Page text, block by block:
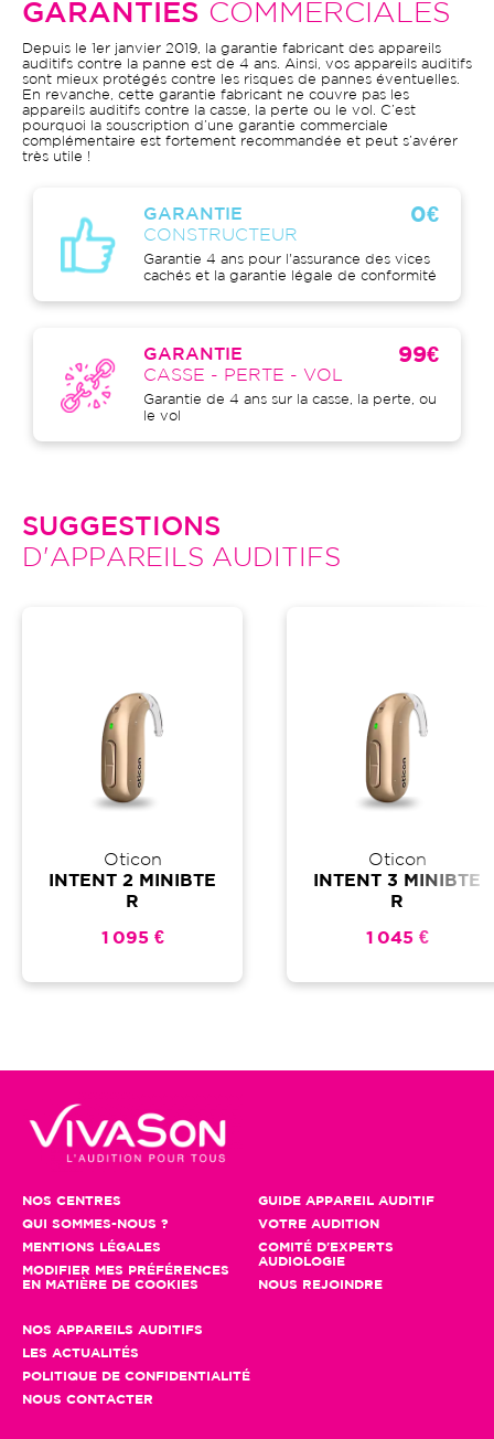
GARANTIES COMMERCIALES
Depuis le 1er janvier 2019, la garantie fabricant des appareils
auditifs contre la panne est de 4 ans. Ainsi, vos appareils auditifs
sont mieux protégés contre les risques de pannes éventuelles.
En revanche, cette garantie fabricant ne couvre pas les
appareils auditifs contre la casse, la perte ou le vol. C’est
pourquoi la souscription d’une garantie commerciale
complémentaire est fortement recommandée et peut s’avérer
très utile !
GARANTIE
CONSTRUCTEUR
0€
Garantie 4 ans pour l'assurance des vices
cachés et la garantie légale de conformité
GARANTIE
CASSE - PERTE - VOL
99€
Garantie de 4 ans sur la casse, la perte, ou
le vol
SUGGESTIONS
D'APPAREILS AUDITIFS
Oticon
INTENT 2 MINIBTE
R
1 095 €
Oticon
INTENT 3 MINIBTE
R
1 045 €
NOS CENTRES
QUI SOMMES-NOUS ?
MENTIONS LÉGALES
MODIFIER MES PRÉFÉRENCES
EN MATIÈRE DE COOKIES
GUIDE APPAREIL AUDITIF
VOTRE AUDITION
COMITÉ D'EXPERTS
AUDIOLOGIE
NOUS REJOINDRE
NOS APPAREILS AUDITIFS
LES ACTUALITÉS
POLITIQUE DE CONFIDENTIALITÉ
NOUS CONTACTER